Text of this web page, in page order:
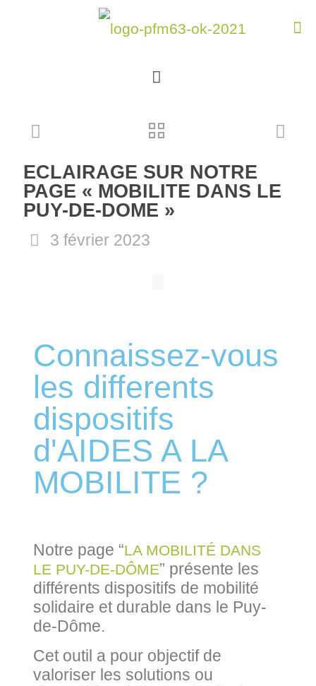
ECLAIRAGE SUR NOTRE
PAGE « MOBILITE DANS LE
PUY-DE-DOME »
3 février 2023
Connaissez-vous
les differents
dispositifs
d'AIDES A LA
MOBILITE ?
Notre page “LA MOBILITÉ DANS
LE PUY-DE-DÔME” présente les
différents dispositifs de mobilité
solidaire et durable dans le Puy-
de-Dôme.
Cet outil a pour objectif de
valoriser les solutions ou